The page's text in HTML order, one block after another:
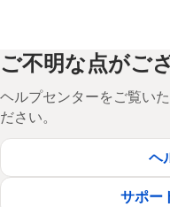
ご不明な点がご
ヘルプセンターをご覧い
ださい。
ヘ
サポー